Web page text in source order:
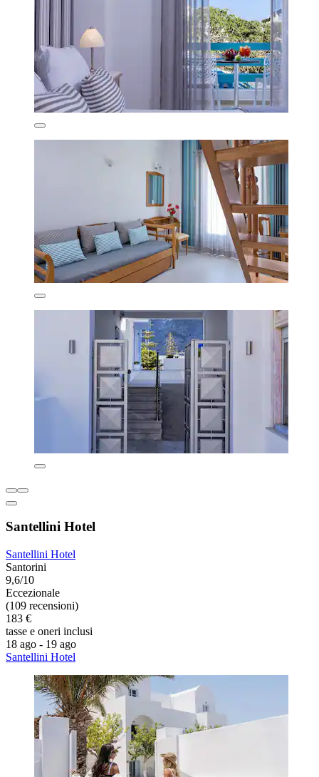
Santellini Hotel
Santellini Hotel
Santorini
9,6/10
Eccezionale
(109 recensioni)
183 €
tasse e oneri inclusi
18 ago - 19 ago
Santellini Hotel